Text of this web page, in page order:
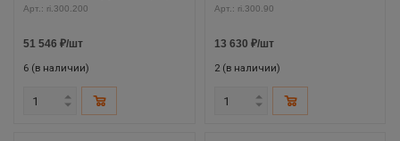
Арт.: ri.300.200
51 546 ₽/шт
6 (в наличии)
Арт.: ri.300.90
13 630 ₽/шт
2 (в наличии)